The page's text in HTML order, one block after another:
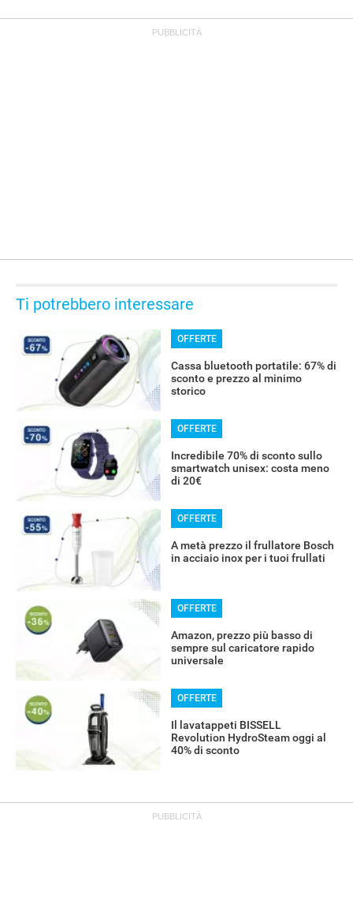
Ti potrebbero interessare
OFFERTE
Cassa bluetooth portatile: 67% di
sconto e prezzo al minimo
storico
OFFERTE
Incredibile 70% di sconto sullo
smartwatch unisex: costa meno
di 20€
OFFERTE
A metà prezzo il frullatore Bosch
in acciaio inox per i tuoi frullati
OFFERTE
Amazon, prezzo più basso di
sempre sul caricatore rapido
universale
OFFERTE
Il lavatappeti BISSELL
Revolution HydroSteam oggi al
40% di sconto